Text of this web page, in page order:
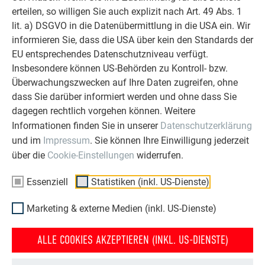
erteilen, so willigen Sie auch explizit nach Art. 49 Abs. 1
lit. a) DSGVO in die Datenübermittlung in die USA ein. Wir
informieren Sie, dass die USA über kein den Standards der
EU entsprechendes Datenschutzniveau verfügt.
Insbesondere können US-Behörden zu Kontroll- bzw.
Überwachungszwecken auf Ihre Daten zugreifen, ohne
dass Sie darüber informiert werden und ohne dass Sie
dagegen rechtlich vorgehen können. Weitere
Informationen finden Sie in unserer Datenschutzerklärung
und im Impressum. Sie können Ihre Einwilligung jederzeit
über die Cookie-Einstellungen widerrufen.
Essenziell Statistiken (inkl. US-Dienste)
Marketing & externe Medien (inkl. US-Dienste)
ALLE COOKIES AKZEPTIEREN (INKL. US-DIENSTE)
PREFA SANIERUNGSGALERIE
OBJEKTE VOR UND NACH DER SANIERUNG